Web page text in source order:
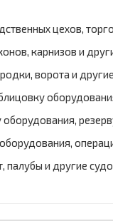
цехов,
карнизов и
ворота и
палубы и другие